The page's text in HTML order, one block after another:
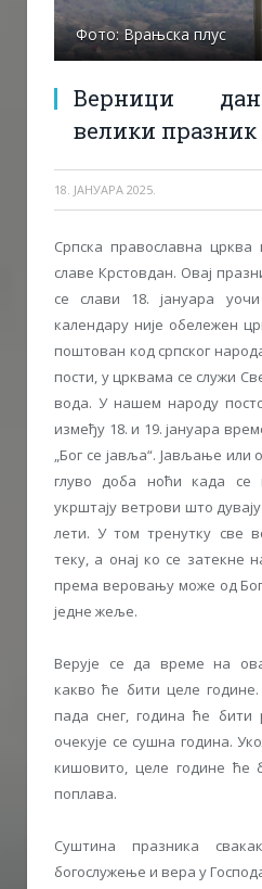
Фото: Врањска плус
Верници
велики празник
18. ЈАНУАРА 2025.
Српска православна
славе Крстовдан. Овај
се слави 18. јануара
календару није обележен
поштован код српског
пости, у црквама се служи
вода. У нашем народу
између 18. и 19. јануара
„Бог се јавља“. Јављање
глуво доба ноћи када се
укрштају ветрови што
лети. У том тренутку све
теку, а онај ко се затекне
према веровању може од
једне жеље.
Верује се да време на
какво ће бити целе
пада снег, година ће
очекује се сушна година.
кишовито, целе године ће
поплава.
Суштина празникa
богослужење и вера у